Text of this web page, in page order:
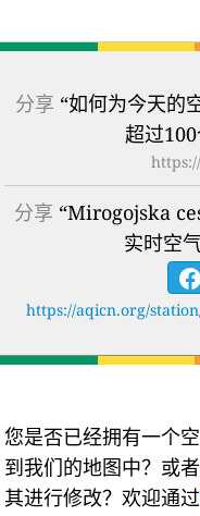
分享 “如何为今天的
超过
分享 “Mirogojska
实时空
https://aqicn.org/
您是否已经拥有一个
到我们的地图中？或
其进行修改？欢迎通过